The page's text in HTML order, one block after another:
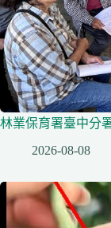
林業保育署臺中分
2026-08-08